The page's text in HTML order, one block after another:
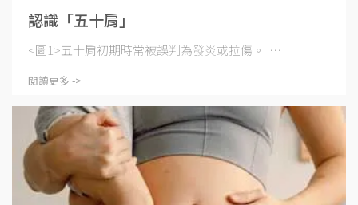
認識「五十肩」
<圖1>五十肩初期時常被誤判為發炎或拉傷。 ⋯
閱讀更多 ->